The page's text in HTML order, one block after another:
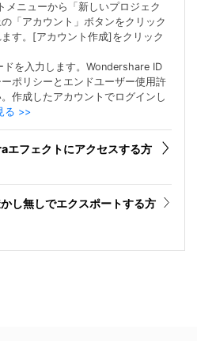
メニューから「新しいプロジェク
「アカウント」ボタンをクリック
す。[アカウント作成]をクリック
を入力します。Wondershare ID
ポリシーとエンドユーザー使用許
作成したアカウントでログインし
る >>
フェクトにアクセスする方
し無しでエクスポートする方